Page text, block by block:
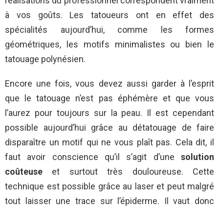
à vos goûts. Les tatoueurs ont en effet des
spécialités aujourd’hui, comme les formes
géométriques, les motifs minimalistes ou bien le
tatouage polynésien.
Encore une fois, vous devez aussi garder à l’esprit
que le tatouage n’est pas éphémère et que vous
l’aurez pour toujours sur la peau. Il est cependant
possible aujourd’hui grâce au détatouage de faire
disparaître un motif qui ne vous plaît pas. Cela dit, il
faut avoir conscience qu’il s’agit d’une solution
coûteuse et surtout très douloureuse. Cette
technique est possible grâce au laser et peut malgré
tout laisser une trace sur l’épiderme. Il vaut donc